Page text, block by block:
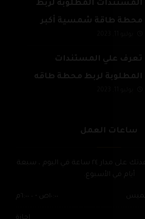
المستندات المطلوبة لربط
محطة طاقة شمسية أكبر
تعرف علي المستندات
المطلوبة لربط محطة طاقه
ساعات العمل
دعمنا متاح لمساعدتك على مدار ٢٤ ساعة في اليوم ، سبعة
أيام في الأسبوع.
١٠:٠٠ص - ٠ ٦:٠٠م